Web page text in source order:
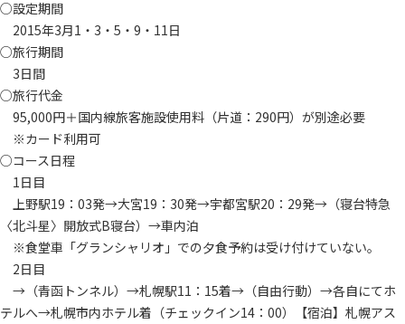
○設定期間
2015年3月1・3・5・9・11日
○旅行期間
3日間
○旅行代金
95,000円＋国内線旅客施設使用料（片道：290円）が別途必要
※カード利用可
○コース日程
1日目
上野駅19：03発→大宮19：30発→宇都宮駅20：29発→（寝台特急
〈北斗星〉開放式B寝台）→車内泊
※食堂車「グランシャリオ」での夕食予約は受け付けていない。
2日目
→（青函トンネル）→札幌駅11：15着→（自由行動）→各自にてホ
テルへ→札幌市内ホテル着（チェックイン14：00）【宿泊】札幌アス